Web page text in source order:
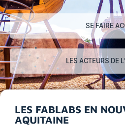
SE FAIRE
LES ACTEURS DE
LES FABLABS EN
AQUITAINE